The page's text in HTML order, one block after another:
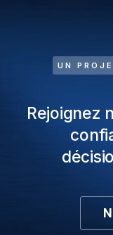
UN
Rejoignez